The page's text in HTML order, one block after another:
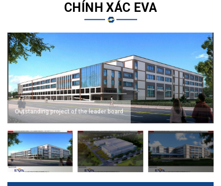
CHÍNH XÁC EVA
Outstanding project of the leader board